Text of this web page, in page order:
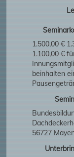
1.500,00 €
1.100,00 €
beinhalten
56727 Mayen